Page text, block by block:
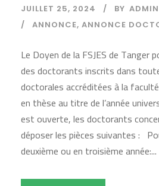
JUILLET 25, 2024 BY
ANNONCE, ANNONCE
Le Doyen de la FSJES de Tanger
des doctorants inscrits dans
doctorales accréditées à la
en thèse au titre de l’année
est ouverte, les doctorants
déposer les pièces suivantes :
deuxième ou en troisième année:...